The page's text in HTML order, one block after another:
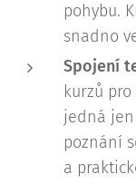
pohybu.
snadno
Spojení
kurzů
jedná jen
poznání
a